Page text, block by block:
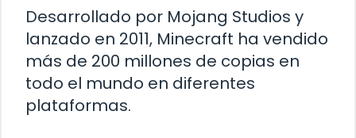
Desarrollado por Mojang Studios y
lanzado en 2011, Minecraft ha vendido
más de 200 millones de copias en
todo el mundo en diferentes
plataformas.